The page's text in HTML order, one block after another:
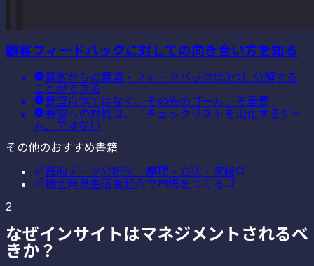
顧客フィードバックに対しての向き合い方を知る
顧客からの要望・フィードバックは3つに分解する
ことができる
要望自体ではなく、その先のゴールこそ重要
要望への対処は、「チェックリストを消化するゲー
ム」ではない
その他のおすすめ書籍
質的データ分析法―原理・方法・実践
機会発見――生活者起点で市場をつくる
2
なぜインサイトはマネジメントされるべ
きか？